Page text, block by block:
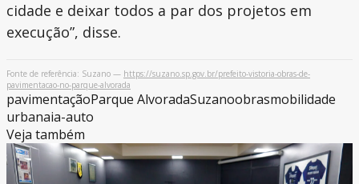
cidade e deixar todos a par dos projetos em
execução”, disse.
Fonte de referência: Suzano — https://suzano.sp.gov.br/prefeito-vistoria-obras-de-
pavimentacao-no-parque-alvorada
pavimentaçãoParque AlvoradaSuzanoobrasmobilidade
urbanaia-auto
Veja também